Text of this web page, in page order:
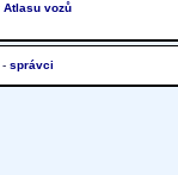
Atlasu vozů
- správci